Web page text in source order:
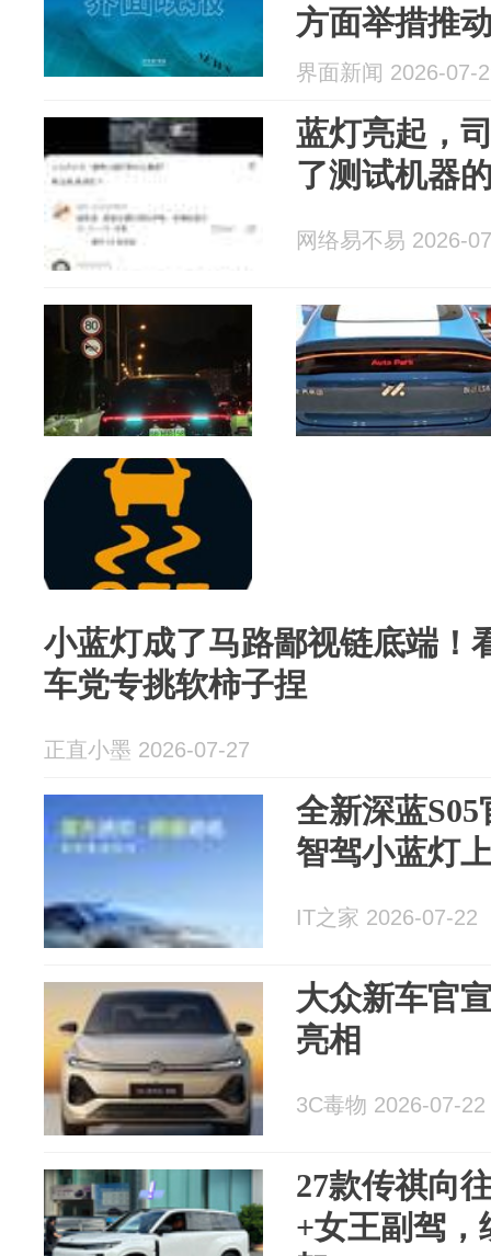
方面举措推
界面新闻 2026-07-
蓝灯亮起，
了测试机器
网络易不易 2026-
小蓝灯成了马路鄙视链底端！
车党专挑软柿子捏
正直小墨 2026-07-27
全新深蓝
智驾小蓝灯
IT之家 2026-07-22
大众新车官
亮相
3C毒物 2026-07-22
27款传祺向
+女王副驾，